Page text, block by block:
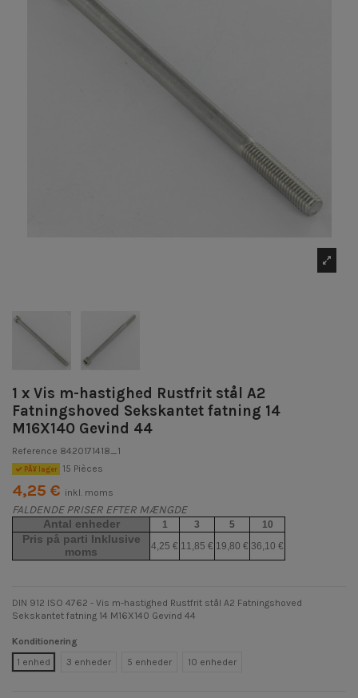
1 x Vis m-hastighed Rustfrit stål A2
Fatningshoved Sekskantet fatning 14
M16X140 Gevind 44
Reference 8420171418_1
PÃ¥ lager 15 Pièces
4,25 € inkl. moms
FALDENDE PRISER EFTER MÆNGDE
Antal enheder 1 3 5 10
Pris på parti Inklusive
moms
4,25 € 11,85 € 19,80 € 36,10 €
DIN 912 ISO 4762 - Vis m-hastighed Rustfrit stål A2 Fatningshoved
Sekskantet fatning 14 M16X140 Gevind 44
Konditionering
1 enhed
3 enheder 5 enheder 10 enheder